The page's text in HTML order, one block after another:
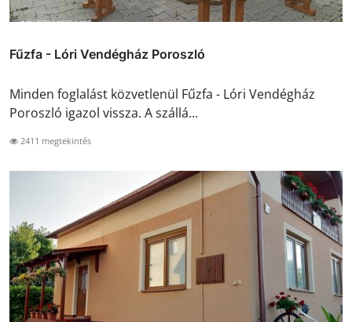
Fűzfa - Lóri Vendégház Poroszló
Minden foglalást közvetlenül Fűzfa - Lóri Vendégház
Poroszló igazol vissza. A szállá...
2411 megtekintés